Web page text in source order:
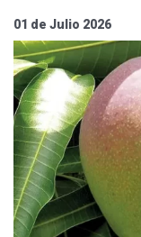
01 de Julio 2026